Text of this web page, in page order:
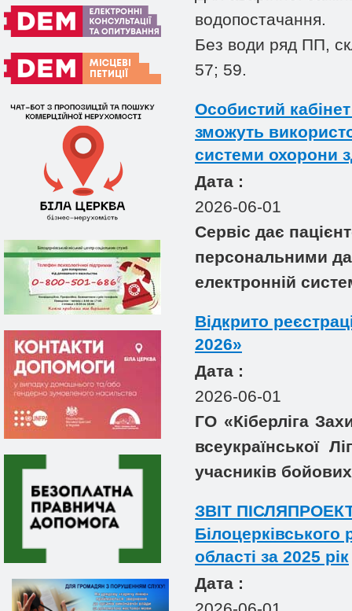
водопостачання.
Без води ряд ПП,
57; 59.
Особистий
зможуть
системи охорони
Дата :
2026-06-01
Сервіс дає
персональними
електронній
Відкрито
2026»
Дата :
2026-06-01
ГО «Кіберліга
всеукраїнської
учасників
ЗВІТ
Білоцерківського
області за 2025 рік
Дата :